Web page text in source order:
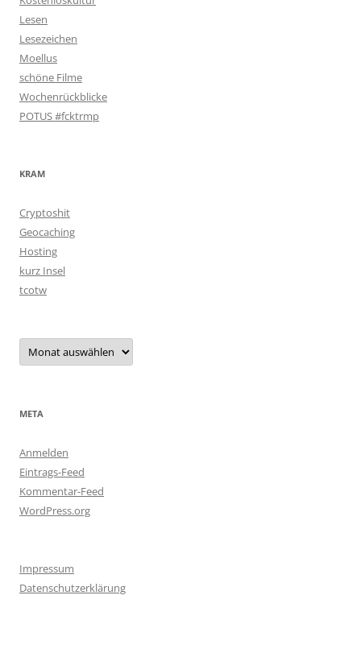
Lesen
Lesezeichen
Moellus
schöne Filme
Wochenrückblicke
POTUS #fcktrmp
KRAM
Cryptoshit
Geocaching
Hosting
kurz Insel
tcotw
Archiv
META
Anmelden
Eintrags-Feed
Kommentar-Feed
WordPress.org
Impressum
Datenschutzerklärung